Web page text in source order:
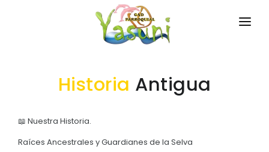
LA PARROQUIA
Historia Antigua
GAD
TRANSPARENCIA
Historia Antigua
📖 Nuestra Historia.
Raíces Ancestrales y Guardianes de la Selva